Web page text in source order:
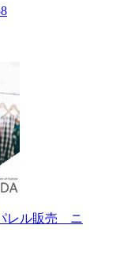
レル販売 ニ